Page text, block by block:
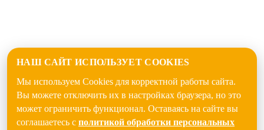
НАШ САЙТ ИСПОЛЬЗУЕТ COOKIES
Мы используем Cookies для корректной работы сайта.
Вы можете отключить их в настройках браузера, но это
может ограничить функционал. Оставаясь на сайте вы
соглашаетесь с политикой обработки персональных